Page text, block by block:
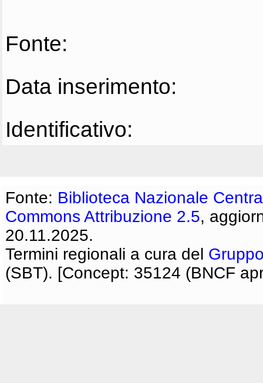
Fonte:
Data inserimento:
Identificativo:
Fonte: Biblioteca Nazionale
Commons Attribuzione 2.5,
20.11.2025.
Termini regionali a cura del
(SBT). [Concept: 35124 (BNCF